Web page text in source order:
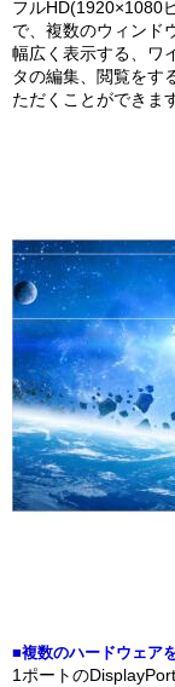
フルHD(1920×1080
で、複数のウィンド
幅広く表示する、ワ
タの編集、閲覧をす
ただくことができま
■複数のハードウェア
1ポートの